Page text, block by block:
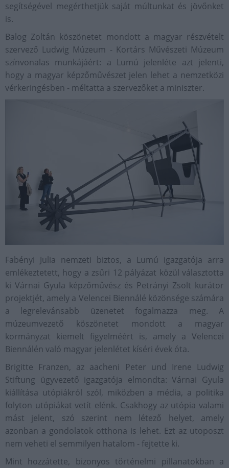
segítségével megérthetjük saját múltunkat és jövőnket
is.
Balog Zoltán köszönetet mondott a magyar részvételt
szervező Ludwig Múzeum - Kortárs Művészeti Múzeum
színvonalas munkájáért: a Lumú jelenléte azt jelenti,
hogy a magyar képzőművészet jelen lehet a nemzetközi
vérkeringésben - méltatta a szervezőket a miniszter.
Fabényi Julia nemzeti biztos, a Lumú igazgatója arra
emlékeztetett, hogy a zsűri 12 pályázat közül választotta
ki Várnai Gyula képzőművész és Petrányi Zsolt kurátor
projektjét, amely a Velencei Biennálé közönsége számára
a legrelevánsabb üzenetet fogalmazza meg. A
múzeumvezető köszönetet mondott a magyar
kormányzat kiemelt figyelméért is, amely a Velencei
Biennálén való magyar jelenlétet kíséri évek óta.
Brigitte Franzen, az aacheni Peter und Irene Ludwig
Stiftung ügyvezető igazgatója elmondta: Várnai Gyula
kiállítása utópiákról szól, miközben a média, a politika
folyton utópiákat vetít elénk. Csakhogy az utópia valami
mást jelent, szó szerint nem létező helyet, amely
azonban a gondolatok otthona is lehet. Ezt az utoposzt
nem veheti el semmilyen hatalom - fejtette ki.
Mint hozzátette, bizonyos történelmi pillanatokban a